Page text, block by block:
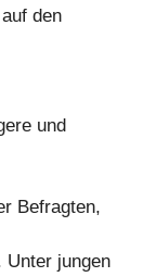
den
und
Befragten,
jungen